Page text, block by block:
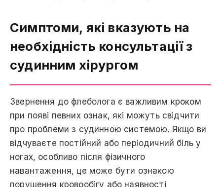
Симптоми, які вказують на
необхідність консультації з
судинним хірургом
Звернення до флеболога є важливим кроком
при появі певних ознак, які можуть свідчити
про проблеми з судинною системою. Якщо ви
відчуваєте постійний або періодичний біль у
ногах, особливо після фізичного
навантаження, цe може бути ознакою
порушення кровообігу або наявності